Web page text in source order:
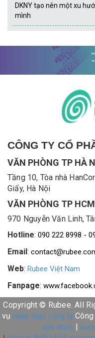
DKNY tạo nên một xu
mình
CÔNG TY CỔ
VĂN PHÒNG TP HÀ
Tầng 10, Tòa nhà
Giấy, Hà Nội
VĂN PHÒNG TP HCM
970 Nguyễn Văn Linh,
Hotline: 090 222 8998 -
Email:
Web: Rubee Việt Nam
Fanpage:
Copyright © Rubee. All
vụthiệp logo công ty
sức khỏe |